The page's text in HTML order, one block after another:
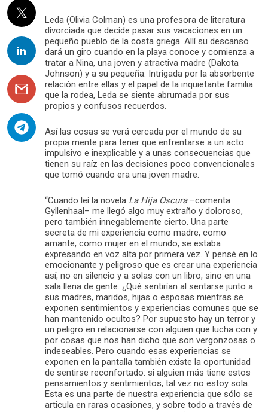
Leda (Olivia Colman) es una profesora de literatura
divorciada que decide pasar sus vacaciones en un
pequeño pueblo de la costa griega. Allí su descanso
dará un giro cuando en la playa conoce y comienza a
tratar a Nina, una joven y atractiva madre (Dakota
Johnson) y a su pequeña. Intrigada por la absorbente
relación entre ellas y el papel de la inquietante familia
que la rodea, Leda se siente abrumada por sus
propios y confusos recuerdos.
Así las cosas se verá cercada por el mundo de su
propia mente para tener que enfrentarse a un acto
impulsivo e inexplicable y a unas consecuencias que
tienen su raíz en las decisiones poco convencionales
que tomó cuando era una joven madre.
“Cuando leí la novela La Hija Oscura–comenta
Gyllenhaal– me llegó algo muy extraño y doloroso,
pero también innegablemente cierto. Una parte
secreta de mi experiencia como madre, como
amante, como mujer en el mundo, se estaba
expresando en voz alta por primera vez. Y pensé en lo
emocionante y peligroso que es crear una experiencia
así, no en silencio y a solas con un libro, sino en una
sala llena de gente. ¿Qué sentirían al sentarse junto a
sus madres, maridos, hijas o esposas mientras se
exponen sentimientos y experiencias comunes que se
han mantenido ocultos? Por supuesto hay un terror y
un peligro en relacionarse con alguien que lucha con y
por cosas que nos han dicho que son vergonzosas o
indeseables. Pero cuando esas experiencias se
exponen en la pantalla también existe la oportunidad
de sentirse reconfortado: si alguien más tiene estos
pensamientos y sentimientos, tal vez no estoy sola.
Esta es una parte de nuestra experiencia que sólo se
articula en raras ocasiones, y sobre todo a través de